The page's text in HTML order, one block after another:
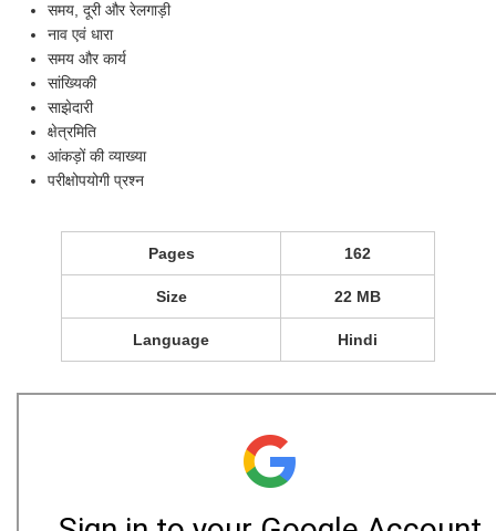
समय, दूरी और रेलगाड़ी
नाव एवं धारा
समय और कार्य
सांख्यिकी
साझेदारी
क्षेत्रमिति
आंकड़ों की व्याख्या
परीक्षोपयोगी प्रश्न
Pages 162
Size 22 MB
Language Hindi